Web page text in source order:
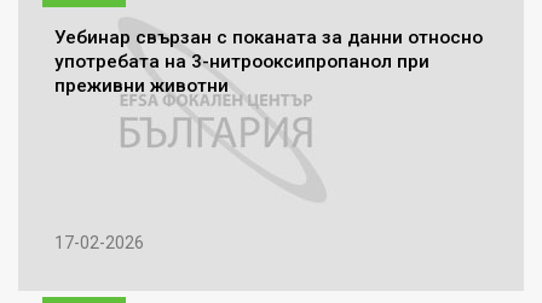
Уебинар свързан с поканата за данни относно
употребата на 3-нитрооксипропанол при
преживни животни
17-02-2026